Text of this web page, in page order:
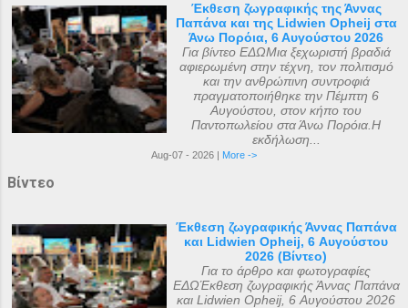
Έκθεση ζωγραφικής της Άννας
Παπάνα και της Lidwien Opheij στα
Άνω Πορόια, 6 Αυγούστου 2026
Για βίντεο ΕΔΩΜια ξεχωριστή βραδιά
αφιερωμένη στην τέχνη, τον πολιτισμό
και την ανθρώπινη συντροφιά
πραγματοποιήθηκε την Πέμπτη 6
Αυγούστου, στον κήπο του
Παντοπωλείου στα Άνω Πορόια.Η
εκδήλωση...
Aug-07 - 2026 | More ->
Βίντεο
Έκθεση ζωγραφικής Άννας Παπάνα
και Lidwien Opheij, 6 Αυγούστου
2026 (Βίντεο)
Για το άρθρο και φωτογραφίες
ΕΔΩΈκθεση ζωγραφικής Άννας Παπάνα
και Lidwien Opheij, 6 Αυγούστου 2026